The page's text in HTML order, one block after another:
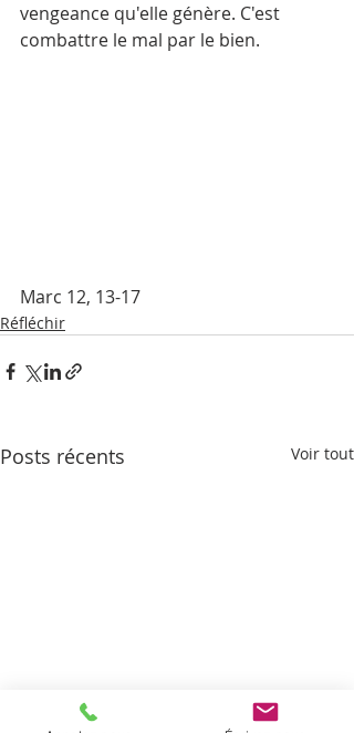
vengeance qu'elle génère. C'est
combattre le mal par le bien.
Marc 12, 13-17
Réfléchir
Posts récents Voir tout